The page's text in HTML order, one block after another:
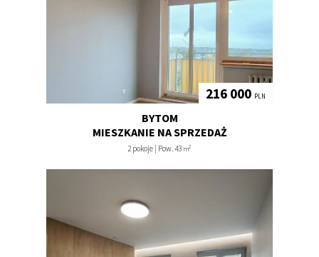
216 000 PLN
BYTOM
MIESZKANIE NA SPRZEDAŻ
2 pokoje | Pow. 43 m2